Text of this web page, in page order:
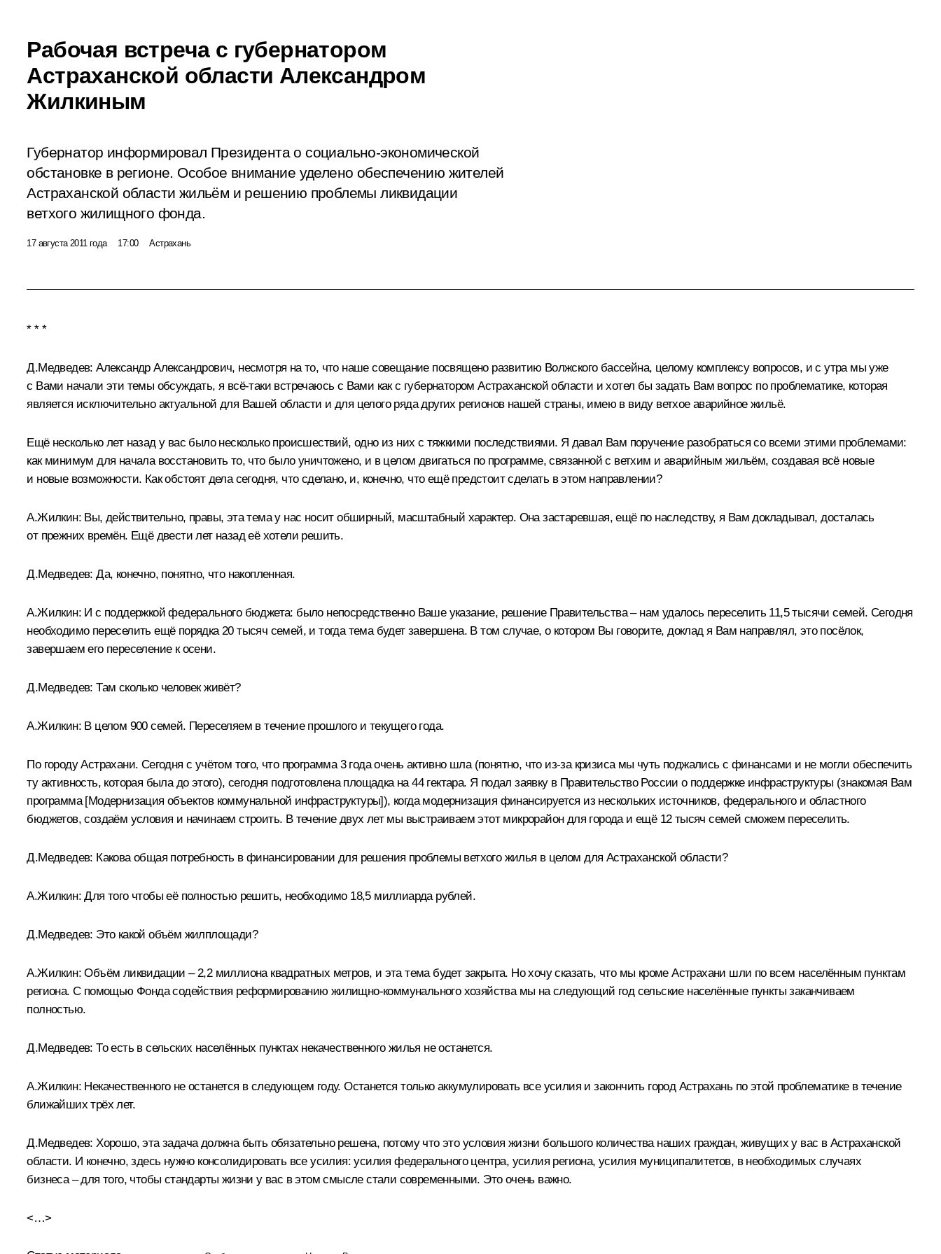
Рабочая встреча с губернатором
Астраханской области Александром
Жилкиным
Губернатор информировал Президента о социально-экономической
обстановке в регионе. Особое внимание уделено обеспечению жителей
Астраханской области жильём и решению проблемы ликвидации
ветхого жилищного фонда.
17 августа 2011 года 17:00 Астрахань
* * *
Д.Медведев: Александр Александрович, несмотря на то, что наше совещание посвящено развитию Волжского бассейна, целому комплексу вопросов, и с утра мы уже
с Вами начали эти темы обсуждать, я всё‑таки встречаюсь с Вами как с губернатором Астраханской области и хотел бы задать Вам вопрос по проблематике, которая
является исключительно актуальной для Вашей области и для целого ряда других регионов нашей страны, имею в виду ветхое аварийное жильё.
Ещё несколько лет назад у вас было несколько происшествий, одно из них с тяжкими последствиями. Я давал Вам поручение разобраться со всеми этими проблемами:
как минимум для начала восстановить то, что было уничтожено, и в целом двигаться по программе, связанной с ветхим и аварийным жильём, создавая всё новые
и новые возможности. Как обстоят дела сегодня, что сделано, и, конечно, что ещё предстоит сделать в этом направлении?
А.Жилкин: Вы, действительно, правы, эта тема у нас носит обширный, масштабный характер. Она застаревшая, ещё по наследству, я Вам докладывал, досталась
от прежних времён. Ещё двести лет назад её хотели решить.
Д.Медведев: Да, конечно, понятно, что накопленная.
А.Жилкин: И с поддержкой федерального бюджета: было непосредственно Ваше указание, решение Правительства – нам удалось переселить 11,5 тысячи семей. Сегодня
необходимо переселить ещё порядка 20 тысяч семей, и тогда тема будет завершена. В том случае, о котором Вы говорите, доклад я Вам направлял, это посёлок,
завершаем его переселение к осени.
Д.Медведев: Там сколько человек живёт?
А.Жилкин: В целом 900 семей. Переселяем в течение прошлого и текущего года.
По городу Астрахани. Сегодня с учётом того, что программа 3 года очень активно шла (понятно, что из‑за кризиса мы чуть поджались с финансами и не могли обеспечить
ту активность, которая была до этого), сегодня подготовлена площадка на 44 гектара. Я подал заявку в Правительство России о поддержке инфраструктуры (знакомая Вам
программа [Модернизация объектов коммунальной инфраструктуры]), когда модернизация финансируется из нескольких источников, федерального и областного
бюджетов, создаём условия и начинаем строить. В течение двух лет мы выстраиваем этот микрорайон для города и ещё 12 тысяч семей сможем переселить.
Д.Медведев: Какова общая потребность в финансировании для решения проблемы ветхого жилья в целом для Астраханской области?
А.Жилкин: Для того чтобы её полностью решить, необходимо 18,5 миллиарда рублей.
Д.Медведев: Это какой объём жилплощади?
А.Жилкин: Объём ликвидации – 2,2 миллиона квадратных метров, и эта тема будет закрыта. Но хочу сказать, что мы кроме Астрахани шли по всем населённым пунктам
региона. С помощью Фонда содействия реформированию жилищно-коммунального хозяйства мы на следующий год сельские населённые пункты заканчиваем
полностью.
Д.Медведев: То есть в сельских населённых пунктах некачественного жилья не останется.
А.Жилкин: Некачественного не останется в следующем году. Останется только аккумулировать все усилия и закончить город Астрахань по этой проблематике в течение
ближайших трёх лет.
Д.Медведев: Хорошо, эта задача должна быть обязательно решена, потому что это условия жизни большого количества наших граждан, живущих у вас в Астраханской
области. И конечно, здесь нужно консолидировать все усилия: усилия федерального центра, усилия региона, усилия муниципалитетов, в необходимых случаях
бизнеса – для того, чтобы стандарты жизни у вас в этом смысле стали современными. Это очень важно.
<…>